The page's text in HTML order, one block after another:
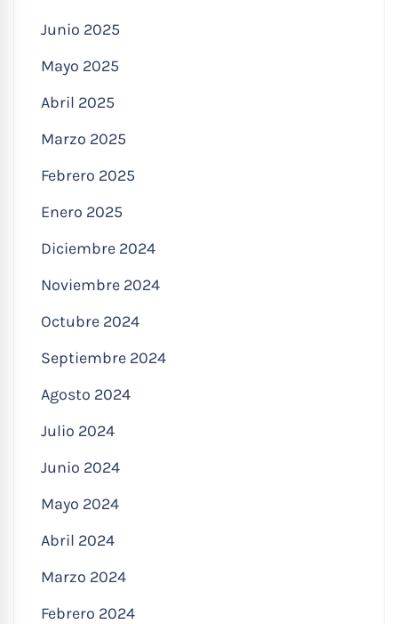
Junio 2025
Mayo 2025
Abril 2025
Marzo 2025
Febrero 2025
Enero 2025
Diciembre 2024
Noviembre 2024
Octubre 2024
Septiembre 2024
Agosto 2024
Julio 2024
Junio 2024
Mayo 2024
Abril 2024
Marzo 2024
Febrero 2024